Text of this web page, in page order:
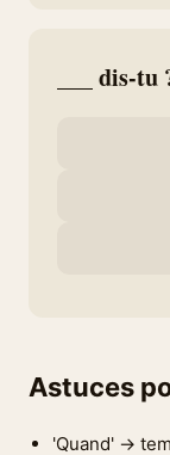
___ dis-tu
Astuces
'Quand' →